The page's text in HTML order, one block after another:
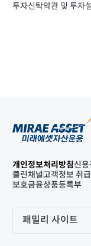
투자신탁약관 및 투자
개인정보처리방침신용
클린채널고객정보 취
보호금융상품등록부
패밀리 사이트